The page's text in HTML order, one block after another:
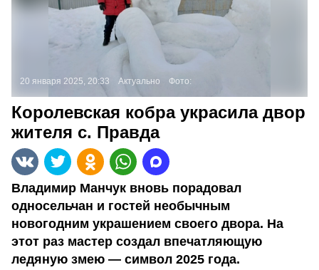
20 января 2025, 20:33 Актуально Фото:
Королевская кобра украсила двор
жителя с. Правда
Владимир Манчук вновь порадовал
односельчан и гостей необычным
новогодним украшением своего двора. На
этот раз мастер создал впечатляющую
ледяную змею — символ 2025 года.